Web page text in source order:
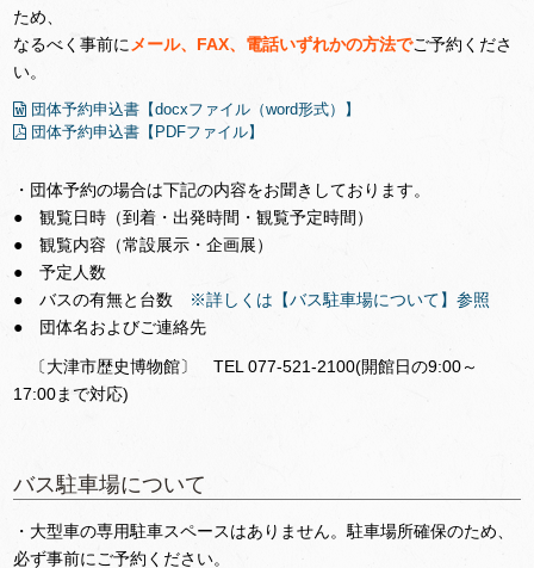
ため、
なるべく事前に メール、FAX、電話いずれかの方法でご予約くださ
い。
団体予約申込書 【docxファイル（word形式）】
団体予約申込書 【PDFファイル】
・団体予約の場合は下記の内容をお聞きしております。
● 観覧日時（到着・出発時間・観覧予定時間）
● 観覧内容（常設展示・企画展）
● 予定人数
● バスの有無と台数
※詳しくは【バス駐車場について】参照
● 団体名およびご連絡先
〔大津市歴史博物館〕 TEL 077-521-2100(開館日の9:00～
17:00まで対応)
バス駐車場について
・大型車の専用駐車スペースはありません。駐車場所確保のため、
必ず事前にご予約ください。